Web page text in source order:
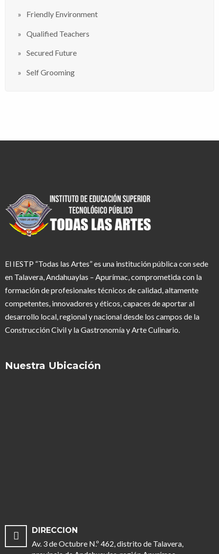
Friendly Environment
Qualified Teachers
Secured Future
Self Grooming
El IESTP “Todas las Artes” es una institución pública con sede
en Talavera, Andahuaylas – Apurímac, comprometida con la
formación de profesionales técnicos de calidad, altamente
competentes, innovadores y éticos, capaces de aportar al
desarrollo local, regional y nacional desde los campos de la
Construcción Civil y la Gastronomía y Arte Culinario.
Nuestra Ubicación
DIRECCION
Av. 3 de Octubre N.º 462, distrito de Talavera,